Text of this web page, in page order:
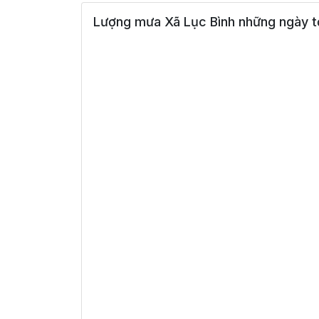
Lượng mưa Xã Lục Bình những ngày